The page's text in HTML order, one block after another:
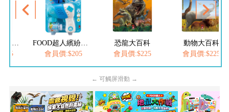
恐龍大百科
會員價:$225
動物大百科
會員價:$225
會員價:$252
← 可觸屏滑動 →